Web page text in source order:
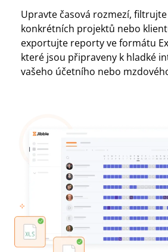
Upravte časová rozmezí,
konkrétních projektů nebo
exportujte reporty ve formátu
které jsou připraveny k hladké
vašeho účetního nebo